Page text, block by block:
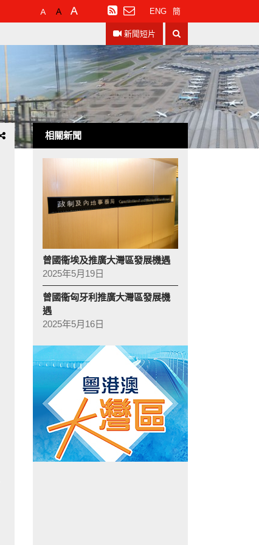
預
設
體
較
大
字
體
最
大
字
體
訂
閱
RSS
ENG 簡
新聞短片
尋
相關新聞
曾國衞埃及推廣大灣區發展機遇
2025年5月19日
曾國衞匈牙利推廣大灣區發展機
遇
2025年5月16日